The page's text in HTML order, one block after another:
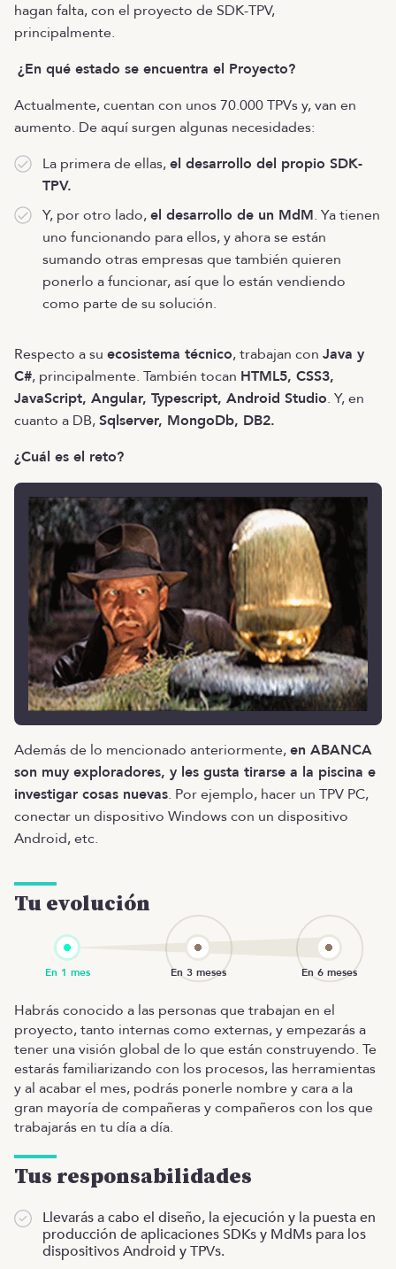
hagan falta, con el proyecto de SDK-TPV,
principalmente.
¿En qué estado se encuentra el Proyecto?
Actualmente, cuentan con unos 70.000 TPVs y, van en
aumento. De aquí surgen algunas necesidades:
La primera de ellas,el desarrollo del propio SDK-
TPV.
Y, por otro lado,el desarrollo de un MdM. Ya tienen
uno funcionando para ellos, y ahora se están
sumando otras empresas que también quieren
ponerlo a funcionar, así que lo están vendiendo
como parte de su solución.
Respecto a su ecosistema técnico, trabajan con Java y
C#, principalmente. También tocan HTML5, CSS3,
JavaScript, Angular, Typescript, Android Studio. Y, en
cuanto a DB,Sqlserver, MongoDb, DB2.
¿Cuál es el reto?
Además de lo mencionado anteriormente,en ABANCA
son muy exploradores, y les gusta tirarse a la piscina e
investigar cosas nuevas. Por ejemplo, hacer un TPV PC,
conectar un dispositivo Windows con un dispositivo
Android, etc.
Tu evolución
Habrás conocido a las personas que trabajan en el
proyecto, tanto internas como externas, y empezarás a
tener una visión global de lo que están construyendo. Te
estarás familiarizando con los procesos, las herramientas
y al acabar el mes, podrás ponerle nombre y cara a la
gran mayoría de compañeras y compañeros con los que
trabajarás en tu día a día.
Tus responsabilidades
Llevarás a cabo el diseño, la ejecución y la puesta en
producción de aplicaciones SDKs y MdMs para los
dispositivos Android y TPVs.